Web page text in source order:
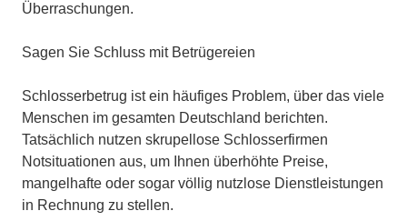
Überraschungen.
Sagen Sie Schluss mit Betrügereien
Schlosserbetrug ist ein häufiges Problem, über das viele
Menschen im gesamten Deutschland berichten.
Tatsächlich nutzen skrupellose Schlosserfirmen
Notsituationen aus, um Ihnen überhöhte Preise,
mangelhafte oder sogar völlig nutzlose Dienstleistungen
in Rechnung zu stellen.